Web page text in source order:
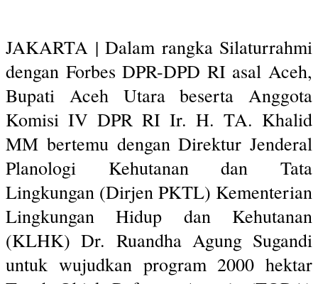
JAKARTA | Dalam rangka Silaturrahmi
dengan Forbes DPR-DPD RI asal Aceh,
Bupati Aceh Utara beserta Anggota
Komisi IV DPR RI Ir. H. TA. Khalid
MM bertemu dengan Direktur Jenderal
Planologi Kehutanan dan Tata
Lingkungan (Dirjen PKTL) Kementerian
Lingkungan Hidup dan Kehutanan
(KLHK) Dr. Ruandha Agung Sugandi
untuk wujudkan program 2000 hektar